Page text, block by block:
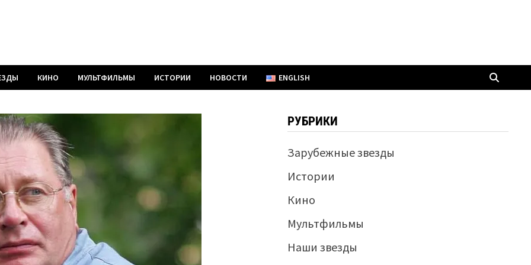
КИНО МУЛЬТФИЛЬМЫ ИСТОРИИ НОВОСТИ ENGLISH
РУБРИКИ
Зарубежные звезды
Истории
Кино
Мультфильмы
Наши звезды